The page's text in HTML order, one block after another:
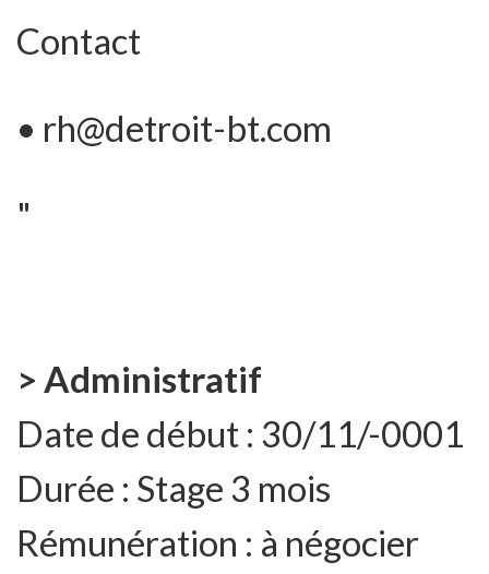
Contact
• rh@detroit-bt.com
"
> Administratif
Date de début : 30/11/-0001
Durée : Stage 3 mois
Rémunération : à négocier